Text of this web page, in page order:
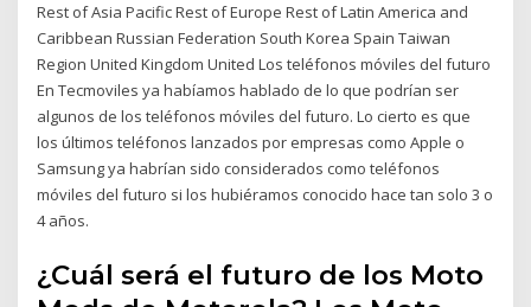
Rest of Asia Pacific Rest of Europe Rest of Latin America and
Caribbean Russian Federation South Korea Spain Taiwan
Region United Kingdom United Los teléfonos móviles del futuro
En Tecmoviles ya habí­amos hablado de lo que podrían ser
algunos de los teléfonos móviles del futuro. Lo cierto es que
los últimos teléfonos lanzados por empresas como Apple o
Samsung ya habrían sido considerados como teléfonos
móviles del futuro si los hubiéramos conocido hace tan solo 3 o
4 años.
¿Cuál será el futuro de los Moto